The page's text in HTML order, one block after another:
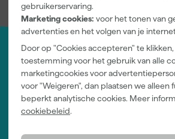
gebruikerservaring.
Marketing cookies: voor het tonen van
advertenties en het volgen van je
Door op "Cookies accepteren" te
toestemming voor het gebruik van alle
marketingcookies voor
voor "Weigeren", dan plaatsen we alleen
beperkt analytische cookies. Meer
cookiebeleid.
Jouw account
Log-in en beheer je bestellingen
Nieuwsbrief
Inschrijven wekelijkse nieuwsbrief
Wij helpen je graag